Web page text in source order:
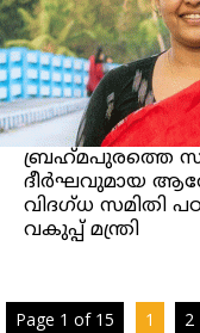
ബ്രഹ്‌മപുരത്തെ
ദീര്‍ഘവുമായ
വിദഗ്ധ സമിതി
വകുപ്പ് മന്ത്രി
Page 1 of 15 1 2